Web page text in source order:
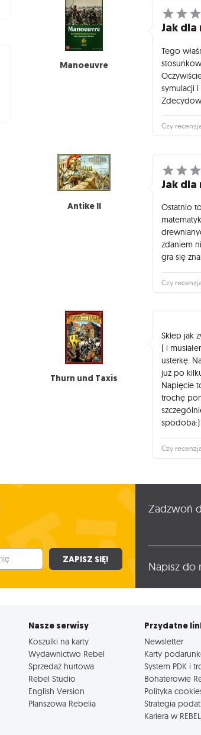
Manoeuvre
Jak dla
Tego
symulacji i
Czy
Antike II
Jak dla
Ostatnio
zdaniem
gra się
Czy
Thurn und Taxis
Sklep jak
( i
usterkę.
już po
Napięcie
trochę
spodoba:)
Czy
ZAPISZ SIĘ!
Zadzwoń
Napisz do
Nasze serwisy
Koszulki na karty
Wydawnictwo Rebel
Sprzedaż hurtowa
Rebel Studio
English Version
Planszowa Rebelia
Przydatne
Newsletter
Karty
System PDK i
Bohaterowie
Polityka
Strategia
Kariera w REBEL